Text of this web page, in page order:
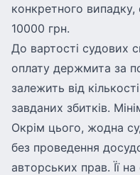
конкретного випадку,
10000 грн.
До вартості судових
оплату держмита за
залежить від
завданих збитків.
Окрім цього, жодна
без проведення
авторських прав. Її